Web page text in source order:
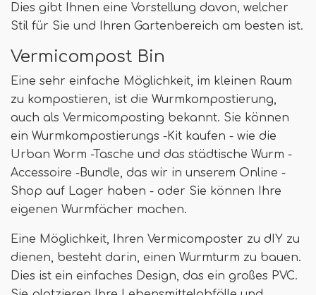
Dies gibt Ihnen eine Vorstellung davon, welcher
Stil für Sie und Ihren Gartenbereich am besten ist.
Vermicompost Bin
Eine sehr einfache Möglichkeit, im kleinen Raum
zu kompostieren, ist die Wurmkompostierung,
auch als Vermicomposting bekannt. Sie können
ein Wurmkompostierungs -Kit kaufen - wie die
Urban Worm -Tasche und das städtische Wurm -
Accessoire -Bundle, das wir in unserem Online -
Shop auf Lager haben - oder Sie können Ihre
eigenen Wurmfächer machen.
Eine Möglichkeit, Ihren Vermicomposter zu dIY zu
dienen, besteht darin, einen Wurmturm zu bauen.
Dies ist ein einfaches Design, das ein großes PVC.